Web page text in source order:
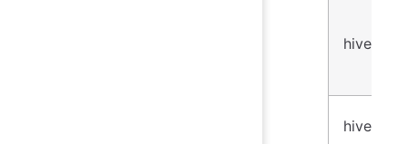
hivexsh
hivexget